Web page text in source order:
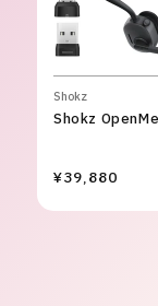
Shokz
Shokz
¥39,880